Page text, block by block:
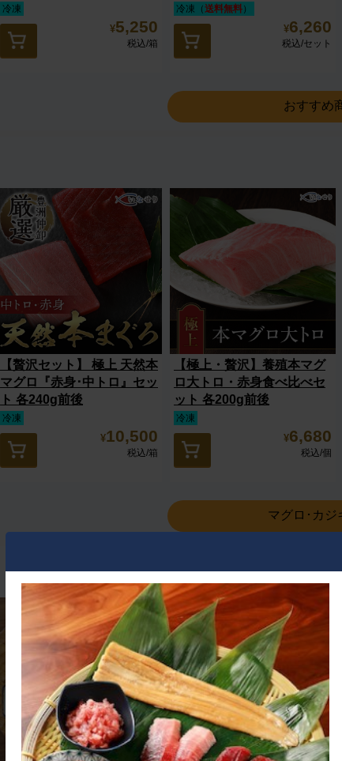
冷凍
¥5,250
税込/箱
冷凍（送料無料）
¥6,260
税込/セット
おすすめ
【贅沢セット】 極上 天然本
マグロ『赤身･中トロ』セッ
ト 各240g前後
冷凍
¥10,500
税込/箱
【極上・贅沢】養殖本マグ
ロ大トロ・赤身食べ比べセ
ット 各200g前後
冷凍
¥6,680
税込/個
マグロ･カジ